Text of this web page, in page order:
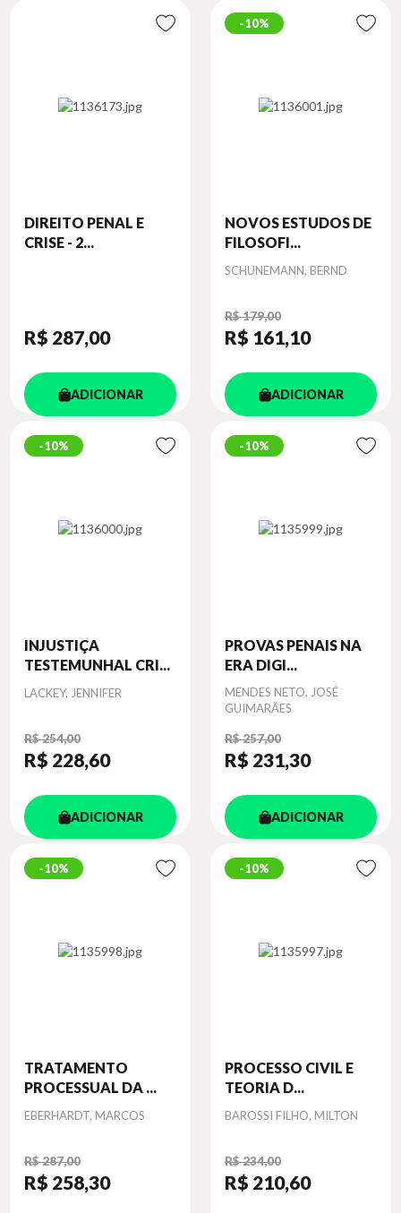
DIREITO PENAL E
CRISE - 2...
R$ 287,00
ADICIONAR
10%
NOVOS ESTUDOS DE
FILOSOFI...
Autor
SCHUNEMANN, BERND
R$ 179,00
R$ 161,10
ADICIONAR
10%
INJUSTIÇA
TESTEMUNHAL CRI...
Autor
LACKEY, JENNIFER
R$ 254,00
R$ 228,60
ADICIONAR
10%
PROVAS PENAIS NA
ERA DIGI...
Autor
MENDES NETO, JOSÉ
GUIMARÃES
R$ 257,00
R$ 231,30
ADICIONAR
10%
TRATAMENTO
PROCESSUAL DA ...
Autor
EBERHARDT, MARCOS
R$ 287,00
R$ 258,30
10%
PROCESSO CIVIL E
TEORIA D...
Autor
BAROSSI FILHO, MILTON
R$ 234,00
R$ 210,60